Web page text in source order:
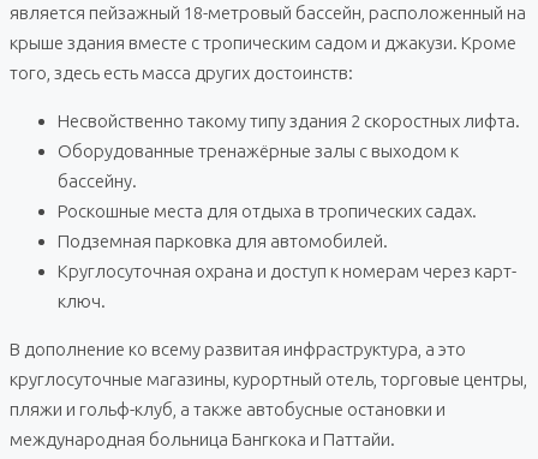
является пейзажный 18-метровый бассейн, расположенный на
крыше здания вместе с тропическим садом и джакузи. Кроме
того, здесь есть масса других достоинств:
Несвойственно такому типу здания 2 скоростных лифта.
Оборудованные тренажёрные залы с выходом к
бассейну.
Роскошные места для отдыха в тропических садах.
Подземная парковка для автомобилей.
Круглосуточная охрана и доступ к номерам через карт-
ключ.
В дополнение ко всему развитая инфраструктура, а это
круглосуточные магазины, курортный отель, торговые центры,
пляжи и гольф-клуб, а также автобусные остановки и
международная больница Бангкока и Паттайи.